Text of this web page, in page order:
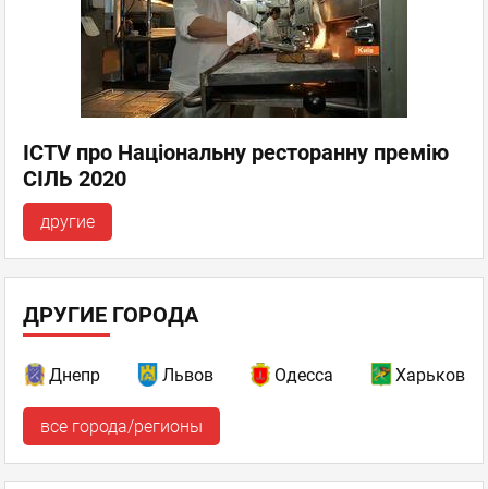
ICTV про Національну ресторанну премію
СІЛЬ 2020
другие
ДРУГИЕ ГОРОДА
Днепр Львов Одесса Харьков
все города/регионы